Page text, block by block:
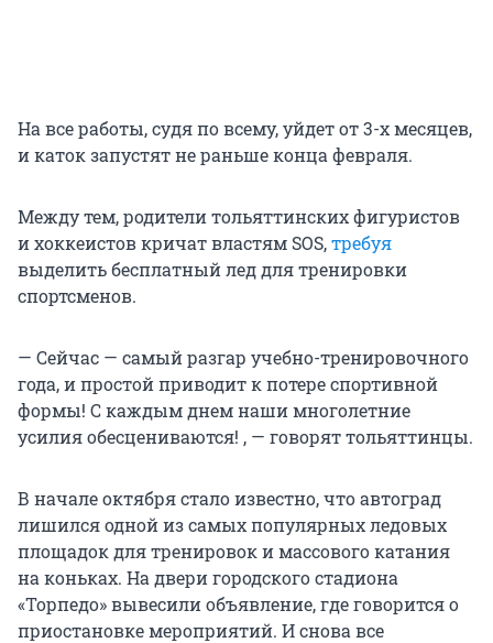
На все работы, судя по всему, уйдет от 3-х месяцев,
и каток запустят не раньше конца февраля.
Между тем, родители тольяттинских фигуристов
и хоккеистов кричат властям SOS,требуя
выделить бесплатный лед для тренировки
спортсменов.
— Сейчас — самый разгар учебно-тренировочного
года, и простой приводит к потере спортивной
формы! С каждым днем наши многолетние
усилия обесцениваются! , — говорят тольяттинцы.
В начале октября стало известно, что автоград
лишился одной из самых популярных ледовых
площадок для тренировок и массового катания
на коньках. На двери городского стадиона
«Торпедо» вывесили объявление, где говорится о
приостановке мероприятий. И снова все